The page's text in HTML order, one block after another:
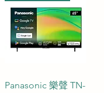
院：若追求極致
價比的娛樂享
75 吋或 85 吋的
Panasonic 樂聲 TN-